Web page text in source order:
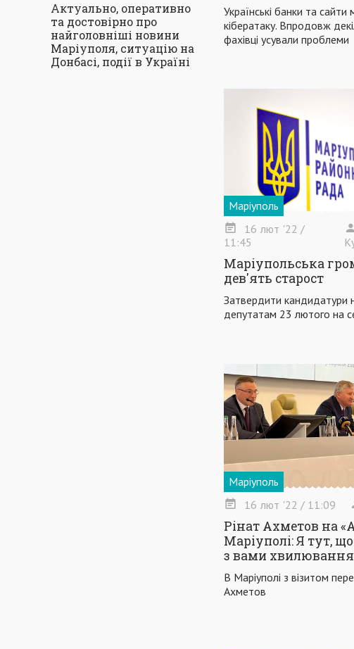
Актуально, оперативно
та достовірно про
найголовніші новини
Маріуполя, ситуацію на
Донбасі, події в Україні
Українські банки та сайти
кібератаку. Впродовж
фахівці усували проблеми
Маріуполь
16 лют '22 /
11:45
Маріупольська
дев'ять старост
Затвердити кандидатури
депутатам 23 лютого на
Маріуполь
16 лют '22 / 11:09
Рінат Ахметов на
Маріуполі: Я тут,
з вами хвилювання
В Маріуполі з візитом
Ахметов